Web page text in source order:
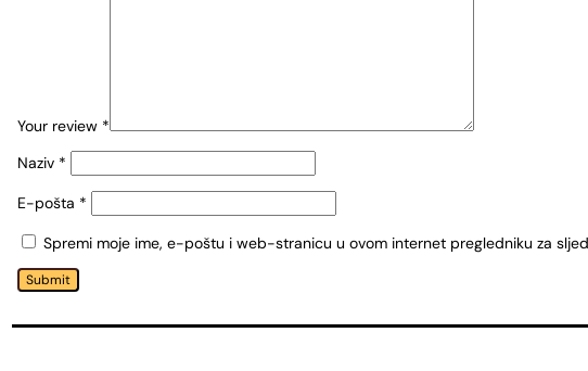
Your review *
Naziv *
E-pošta *
Spremi moje ime, e-poštu i web-stranicu u ovom internet pregledniku za
Submit